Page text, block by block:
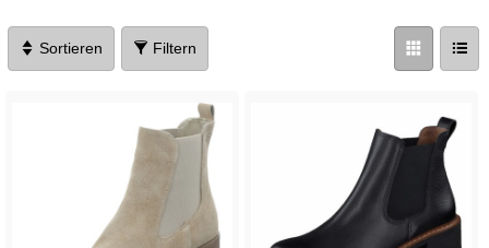
Sortieren Filtern